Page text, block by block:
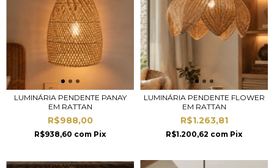
LUMINÁRIA PENDENTE PANAY
EM RATTAN
R$988,00
R$938,60 com Pix
LUMINÁRIA PENDENTE FLOWER
EM RATTAN
R$1.263,81
R$1.200,62 com Pix